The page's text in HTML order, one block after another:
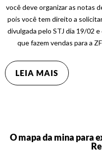
você deve organizar as notas
pois você tem direito a
divulgada pelo STJ dia 19/02
que fazem vendas para a
LEIA MAIS
O mapa da mina para